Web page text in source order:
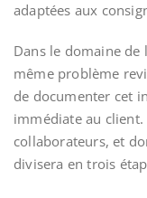
adaptées aux
Dans le domaine de
même problème
de documenter cet
immédiate au
collaborateurs, et
divisera en trois